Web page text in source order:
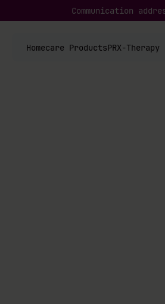
Communication
Homecare ProductsPRX-